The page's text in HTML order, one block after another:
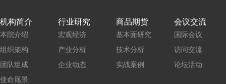
机构简介
本院介绍
组织架构
团队组成
使命愿景
行业研究
宏观经济
产业分析
企业动态
商品期货
基本面研究
技术分析
实战案例
会议交流
国际会议
访问交流
论坛活动